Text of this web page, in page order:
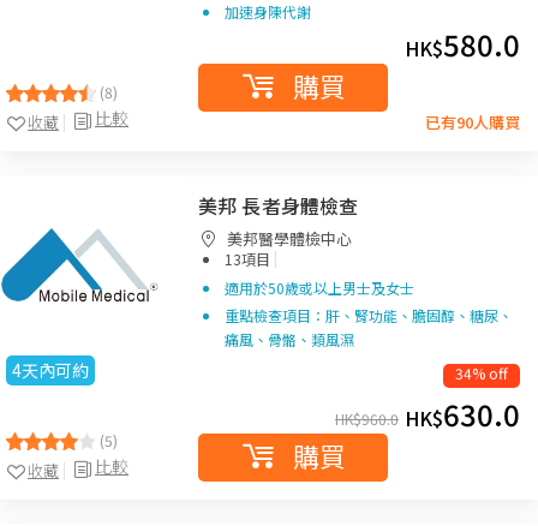
(8)
比較
收藏
加速身陳代謝
HK$580.0
購買
已有90人購買
4天內可約
(5)
比較
收藏
美邦 長者身體檢查
美邦醫學體檢中心
13項目 |
適用於50歲或以上男士及女士
重點檢查項目：肝、腎功能、膽固醇、糖尿、
痛風、骨骼、類風濕
34% off
HK$960.0 HK$630.0
購買